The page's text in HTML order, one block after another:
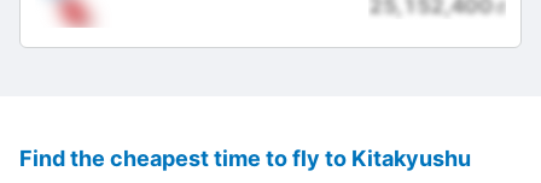
25,152,400đ
Find the cheapest time to fly to Kitakyushu